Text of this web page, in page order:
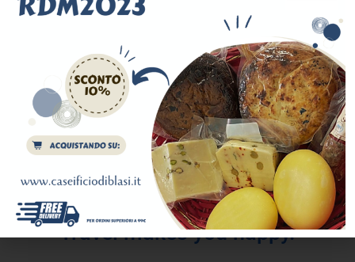
Patti
Restaurant 1019
Il nostro network.
Travel makes you happy.